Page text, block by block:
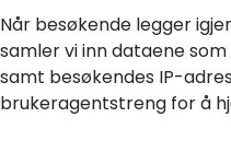
Når besøkende legger
samler vi inn dataene
samt besøkendes IP-
brukeragentstreng for å